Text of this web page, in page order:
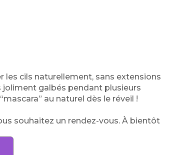
cils naturellement, sans extensions
joliment galbés pendant plusieurs
au naturel dès le réveil !
souhaitez un rendez-vous. À bientôt